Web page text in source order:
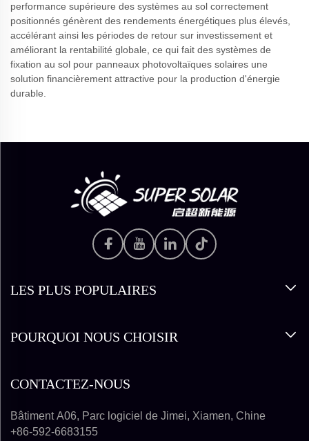
performance supérieure des systèmes au sol correctement
positionnés génèrent des rendements énergétiques plus élevés,
accélérant ainsi les périodes de retour sur investissement et
améliorant la rentabilité globale, ce qui fait des systèmes de
fixation au sol pour panneaux photovoltaïques solaires une
solution financièrement attractive pour la production d'énergie
durable.
LES PLUS POPULAIRES
POURQUOI NOUS CHOISIR
CONTACTEZ-NOUS
Bâtiment A06, Parc logiciel de Jimei, Xiamen, Chine
+86-592-6683155